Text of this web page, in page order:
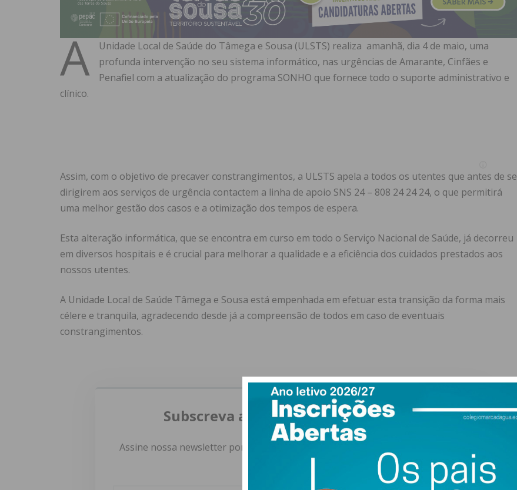
A
Unidade Local de Saúde do Tâmega e Sousa (ULSTS) realiza amanhã, dia 4 de maio, uma
profunda intervenção no seu sistema informático, nas urgências de Amarante, Cinfães e
Penafiel com a atualização do programa SONHO que fornece todo o suporte administrativo e
clínico.
Assim, com o objetivo de precaver constrangimentos, a ULSTS apela a todos os utentes que antes de se
dirigirem aos serviços de urgência contactem a linha de apoio SNS 24 – 808 24 24 24, o que permitirá
uma melhor gestão dos casos e a otimização dos tempos de espera.
Esta alteração informática, que se encontra em curso em todo o Serviço Nacional de Saúde, já decorreu
em diversos hospitais e é crucial para melhorar a qualidade e a eficiência dos cuidados prestados aos
nossos utentes.
A Unidade Local de Saúde Tâmega e Sousa está empenhada em efetuar esta transição da forma mais
célere e tranquila, agradecendo desde já a compreensão de todos em caso de eventuais
constrangimentos.
Subscreva a newsletter do Imediato
Assine nossa newsletter por e-mail e obtenha de forma regular a informação